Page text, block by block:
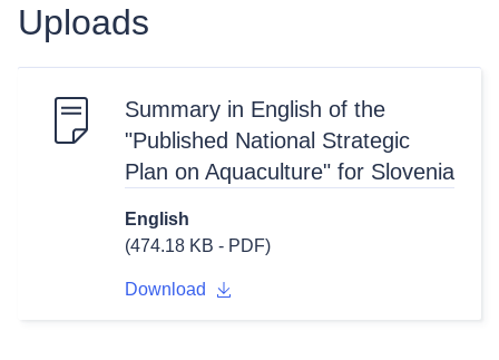
Uploads
Summary in English of the
"Published National Strategic
Plan on Aquaculture" for Slovenia
English
(474.18 KB - PDF)
Download